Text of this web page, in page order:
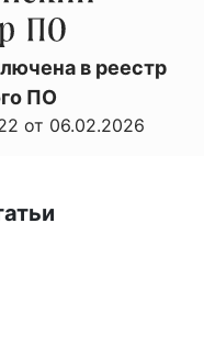
в реестр
ПО
от 06.02.2026